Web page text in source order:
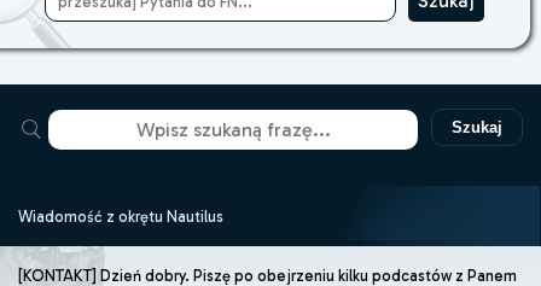
Szukaj
Wiadomość z okrętu Nautilus
[KONTAKT] Dzień dobry. Piszę po obejrzeniu kilku podcastów z Panem